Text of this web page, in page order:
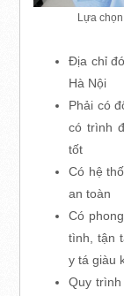
Lựa
Địa chỉ
Hà Nội
Phải có
có trình
tốt
Có hệ
an toàn
Có
tình, tận
y tá giàu
Quy